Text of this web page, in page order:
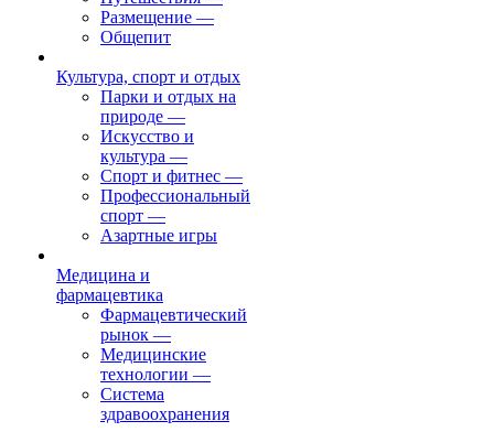
Размещение —
Общепит
Культура, спорт и отдых
Парки и отдых на
природе —
Искусство и
культура —
Спорт и фитнес —
Профессиональный
спорт —
Азартные игры
Медицина и
фармацевтика
Фармацевтический
рынок —
Медицинские
технологии —
Система
здравоохранения